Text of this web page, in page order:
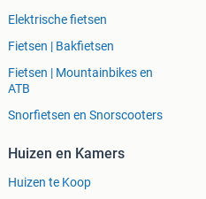
Elektrische fietsen
Fietsen | Bakfietsen
Fietsen | Mountainbikes en
ATB
Snorfietsen en Snorscooters
Huizen en Kamers
Huizen te Koop